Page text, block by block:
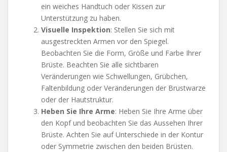
ein weiches Handtuch oder Kissen zur
Unterstützung zu haben.
Visuelle Inspektion: Stellen Sie sich mit
ausgestreckten Armen vor den Spiegel.
Beobachten Sie die Form, Größe und Farbe Ihrer
Brüste. Beachten Sie alle sichtbaren
Veränderungen wie Schwellungen, Grübchen,
Faltenbildung oder Veränderungen der Brustwarze
oder der Hautstruktur.
Heben Sie Ihre Arme: Heben Sie Ihre Arme über
den Kopf und beobachten Sie das Aussehen Ihrer
Brüste. Achten Sie auf Unterschiede in der Kontur
oder Symmetrie zwischen den beiden Brüsten.